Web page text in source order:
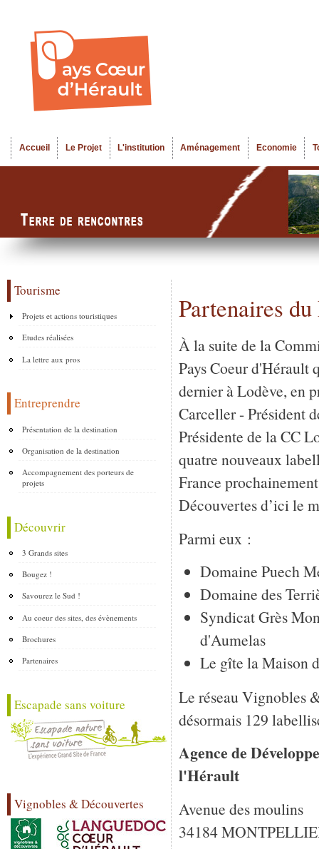
Menu principal
Accueil Le Projet L'institution Aménagement Economie
Tourisme
Projets et actions touristiques
Etudes réalisées
La lettre aux pros
Entreprendre
Présentation de la destination
Organisation de la destination
Accompagnement des porteurs de
projets
Découvrir
3 Grands sites
Bougez !
Savourez le Sud !
Au coeur des sites, des évènements
Brochures
Partenaires
Escapade sans voiture
Vignobles & Découvertes
Partenaires
À la suite de la
Pays Coeur d'Hérault
dernier à Lodève, en
Carceller - Président
Présidente de la CC
quatre nouveaux
France
Découvertes d’ici le
Parmi eux :
Domaine Puech
Domaine des
Syndicat Grès
d'Aumelas
Le gîte la Maison
Le réseau Vignobles
désormais 129
Agence de
l'Hérault
Avenue des moulins
34184